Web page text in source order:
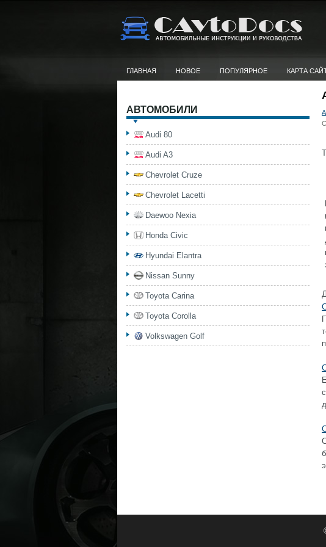
ГЛАВНАЯ НОВОЕ ПОПУЛЯРНОЕ КАРТА
АВТОМОБИЛИ
Audi 80
Audi A3
Chevrolet Cruze
Chevrolet Lacetti
Daewoo Nexia
Honda Civic
Hyundai Elantra
Nissan Sunny
Toyota Carina
Toyota Corolla
Volkswagen Golf